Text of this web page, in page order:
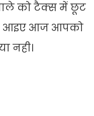
को टैक्‍स में छूट
आइए आज आपको
नही।